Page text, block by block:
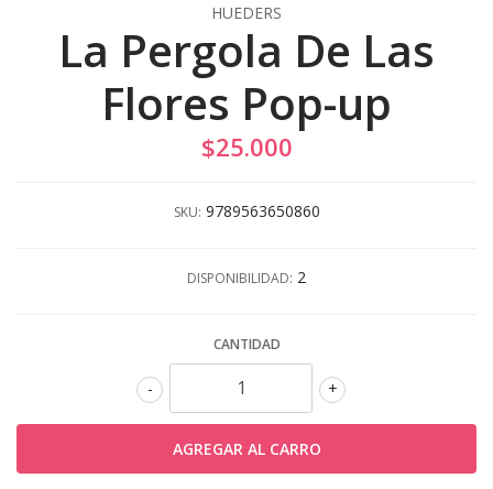
HUEDERS
La Pergola De Las
Flores Pop-up
$25.000
SKU: 9789563650860
DISPONIBILIDAD: 2
CANTIDAD
+
-